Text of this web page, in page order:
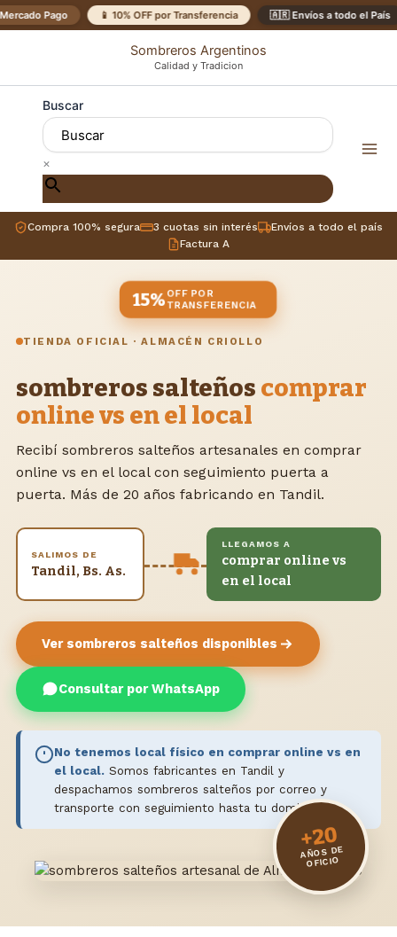
Pago 📱 10% OFF por Transferencia 🇦🇷 Envíos a todo el País
Ir
al
Sombreros Argentinos
Calidad y Tradicion
Buscar
×
Compra 100% segura 3 cuotas sin interés
Envíos a todo el país
Factura A
15% OFF POR
TRANSFERENCIA
TIENDA OFICIAL · ALMACÉN CRIOLLO
sombreros salteños comprar
online vs en el local
Recibí sombreros salteños artesanales en comprar
online vs en el local con seguimiento puerta a
puerta. Más de 20 años fabricando en Tandil.
SALIMOS DE
Tandil, Bs. As.
LLEGAMOS A
comprar online vs
en el local
Ver sombreros salteños disponibles
Consultar por WhatsApp
No tenemos local físico en comprar online vs en
el local. Somos fabricantes en Tandil y
despachamos sombreros salteños por correo y
transporte con seguimiento hasta tu domicilio.
+20
AÑOS DE
OFICIO